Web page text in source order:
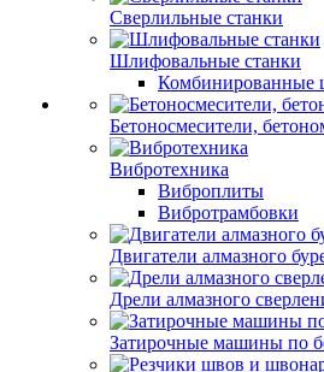
Сверлильные станки
Шлифовальные станки
Комбинированные
Бетоносмесители,
Вибротехника
Виброплиты
Вибротрамбовки
Двигатели алмазного
Дрели алмазного
Затирочные машины по